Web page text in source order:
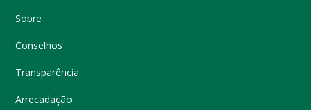
Sobre
Conselhos
Transparência
Arrecadação